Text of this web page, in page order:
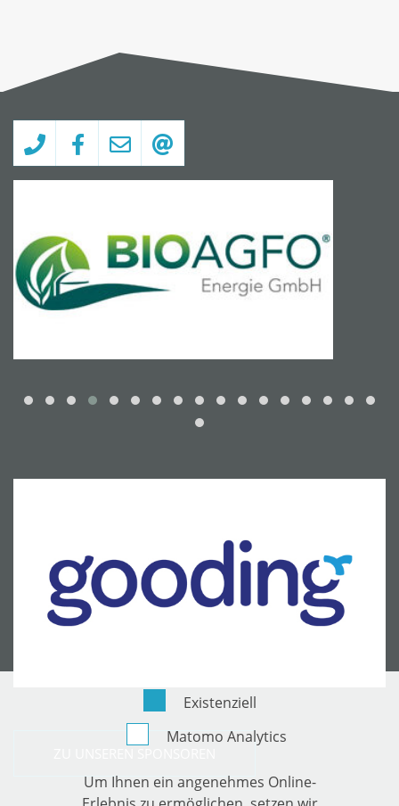
Existenziell
Matomo Analytics
Um Ihnen ein angenehmes Online-